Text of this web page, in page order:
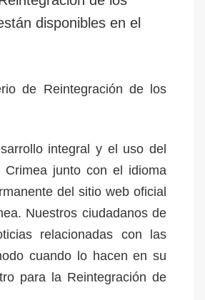
disponibles en el
de Reintegración de los
integral y el uso del
junto con el idioma
del sitio web oficial
Nuestros ciudadanos de
relacionadas con las
cuando lo hacen en su
para la Reintegración de